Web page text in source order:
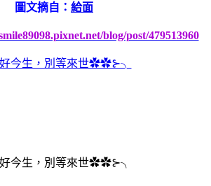
圖文摘自： 給面
blog/post/479513960